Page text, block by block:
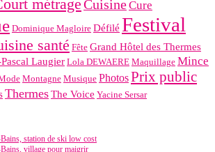
métrageCuisineCure
Dominique Magloire Défilé Festival
santé Fête Grand Hôtel des Thermes
Laugier Lola DEWAERE Maquillage Mince
Montagne Musique PhotosPrix public
ThermesThe Voice Yacine Sersar
station de ski low cost
village pour maigrir